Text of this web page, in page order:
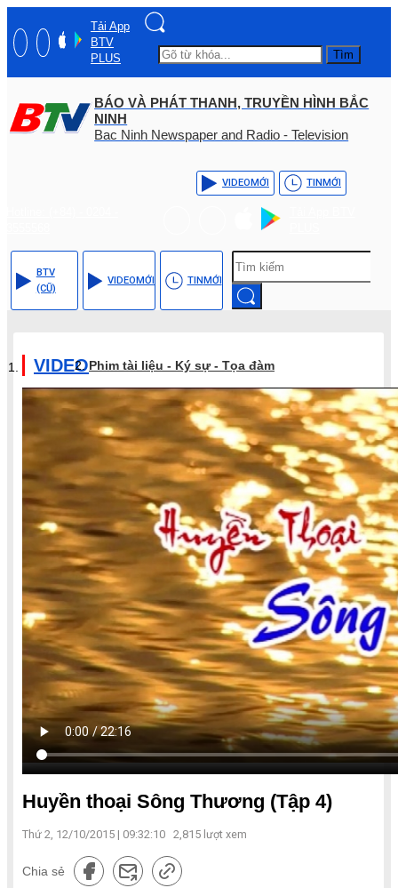
Tải App
BTV
PLUS
Tìm
BÁO VÀ PHÁT THANH, TRUYỀN HÌNH BẮC
NINH
Bac Ninh Newspaper and Radio - Television
VIDEOMỚI TINMỚI
BTV
(CŨ)
VIDEOMỚI TINMỚI
VIDEOPhim tài liệu - Ký sự - Tọa đàm
Huyền thoại Sông Thương (Tập 4)
Thứ 2, 12/10/2015 | 09:32:10 2,815 lượt xem
Chia sẻ